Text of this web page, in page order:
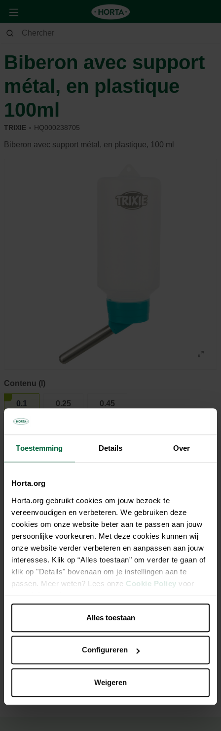
Toestemming Details Over
Horta.org
Horta.org gebruikt cookies om jouw bezoek te
vereenvoudigen en verbeteren. We gebruiken deze
cookies om onze website beter aan te passen aan jouw
persoonlijke voorkeuren. Met deze cookies kunnen wij
onze website verder verbeteren en aanpassen aan jouw
interesses. Klik op “Alles toestaan" om verder te gaan of
klik op "Details" bovenaan om je instellingen aan te
passen. Meer weten? Lees onze Cookie Policy voor
meer informatie.
Alles toestaan
Configureren
Weigeren
Animaux Lapin et rongeur
Biberon avec support
métal, en plastique
100ml
TRIXIE HQ000238705
Biberon avec support métal, en plastique, 100 ml
Contenu (l)
0.1 0.25 0.45
1,95 €
Description
Biberon avec support métal, en plastique, 100 ml
Avec support en métal et fermeture à billes